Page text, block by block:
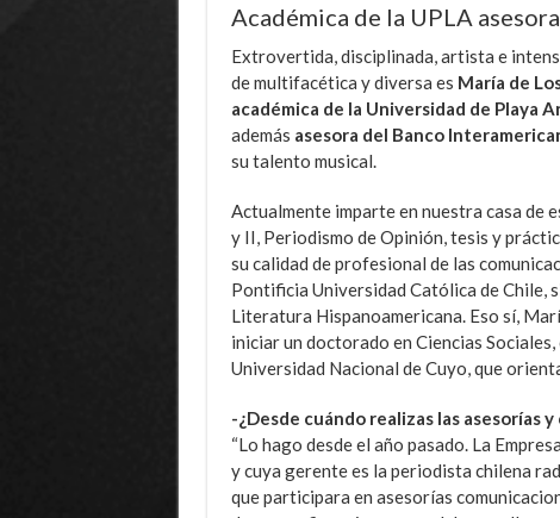
Académica de la UPLA
Extrovertida, disciplinada, artista e
de multifacética y diversa es María de
académica de la Universidad de Playa
además asesora del Banco
su talento musical.
Actualmente imparte en nuestra casa de
y II, Periodismo de Opinión, tesis y
su calidad de profesional de las
Pontificia Universidad Católica de Chile,
Literatura Hispanoamericana. Eso sí,
iniciar un doctorado en Ciencias
Universidad Nacional de Cuyo, que
-¿Desde cuándo realizas las asesorías
“Lo hago desde el año pasado. La
y cuya gerente es la periodista chilena
que participara en asesorías